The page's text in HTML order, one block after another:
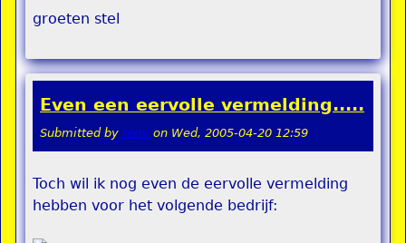
groeten stel
Even een eervolle vermelding.....
Submitted by remi on Wed, 2005-04-20 12:59
Toch wil ik nog even de eervolle vermelding
hebben voor het volgende bedrijf: